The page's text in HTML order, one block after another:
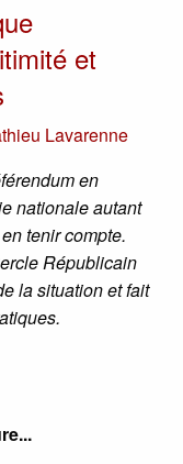
et
Lavarenne
en
nationale autant
tenir compte.
Républicain
la situation et fait